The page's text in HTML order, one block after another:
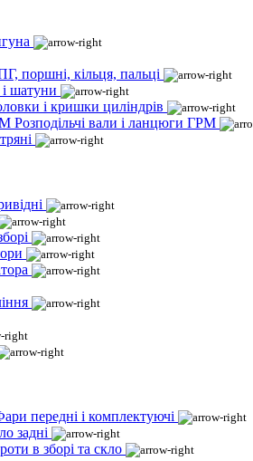
поршні, кільця, пальці
шатуни
і кришки циліндрів
Розподільчі вали і ланцюги ГРМ
передні і комплектуючі
задні
в зборі та скло